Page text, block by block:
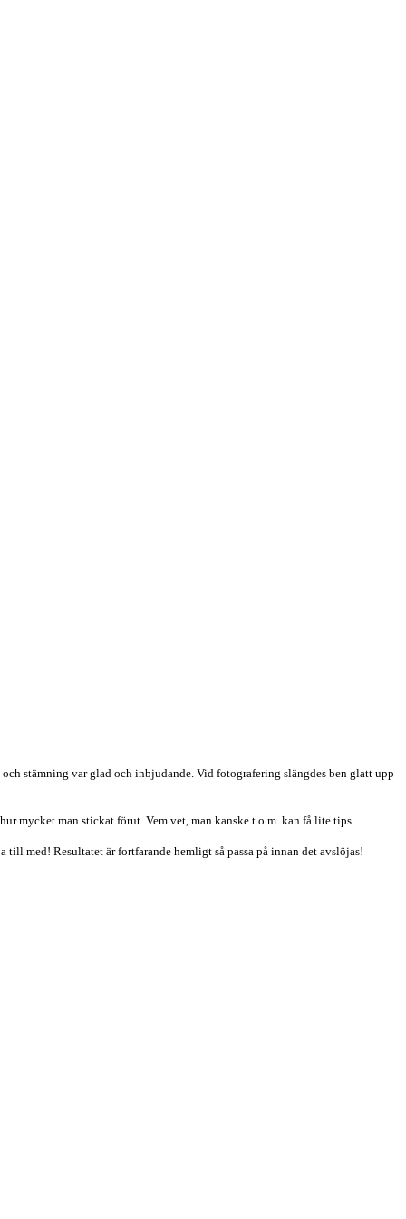
stämning var glad och inbjudande. Vid fotografering slängdes ben glatt upp
mycket man stickat förut. Vem vet, man kanske t.o.m. kan få lite tips..
med! Resultatet är fortfarande hemligt så passa på innan det avslöjas!